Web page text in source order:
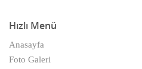
Beyaz Eşya Teknik Servis
Hızlı Menü
Anasayfa
Foto Galeri